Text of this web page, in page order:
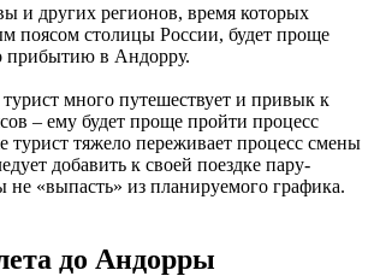
и других регионов, время которых
поясом столицы России, будет проще
прибытию в Андорру.
много путешествует и привык к
– ему будет проще пройти процесс
турист тяжело переживает процесс смены
добавить к своей поездке пару-
не «выпасть» из планируемого графика.
до Андорры